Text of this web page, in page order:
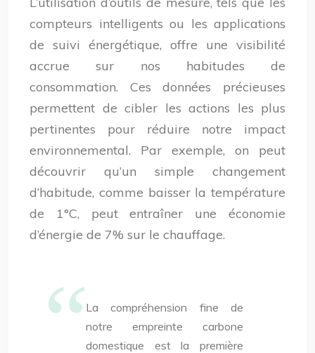
compteurs intelligents ou les applications
de suivi énergétique, offre une visibilité
accrue sur nos habitudes de
consommation. Ces données précieuses
permettent de cibler les actions les plus
pertinentes pour réduire notre impact
environnemental. Par exemple, on peut
découvrir qu’un simple changement
d’habitude, comme baisser la température
de 1°C, peut entraîner une économie
d’énergie de 7% sur le chauffage.
La compréhension fine de
notre empreinte carbone
domestique est la première